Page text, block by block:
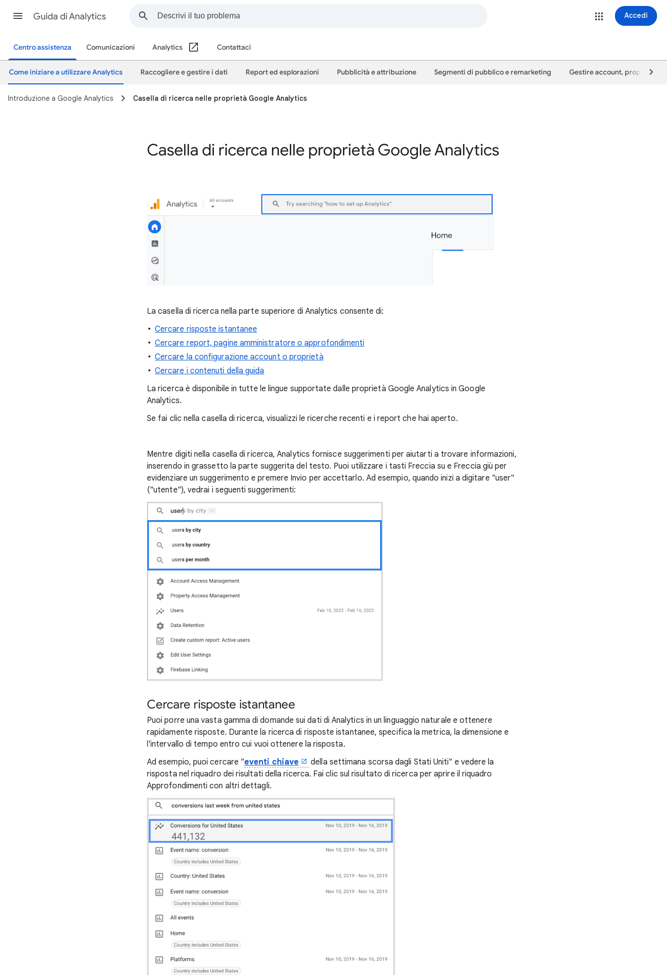
Guida di Analytics Accedi
Centro assistenza Comunicazioni Analytics Contattaci
Come iniziare a utilizzare Analytics Raccogliere e gestire i dati Report ed esplorazioni Pubblicità e attribuzione Segmenti di pubblico e remarketing Gestire account, proprietà e
Introduzione a Google Analytics Casella di ricerca nelle proprietà Google Analytics
Casella di ricerca nelle proprietà Google Analytics
La casella di ricerca nella parte superiore di Analytics consente di:
Cercare risposte istantanee
Cercare report, pagine amministratore o approfondimenti
Cercare la configurazione account o proprietà
Cercare i contenuti della guida
La ricerca è disponibile in tutte le lingue supportate dalle proprietà Google Analytics in Google
Analytics.
Se fai clic nella casella di ricerca, visualizzi le ricerche recenti e i report che hai aperto.
Mentre digiti nella casella di ricerca, Analytics fornisce suggerimenti per aiutarti a trovare informazioni,
inserendo in grassetto la parte suggerita del testo. Puoi utilizzare i tasti Freccia su e Freccia giù per
evidenziare un suggerimento e premere Invio per accettarlo. Ad esempio, quando inizi a digitare "user"
("utente"), vedrai i seguenti suggerimenti:
Cercare risposte istantanee
Puoi porre una vasta gamma di domande sui dati di Analytics in un linguaggio naturale e ottenere
rapidamente risposte. Durante la ricerca di risposte istantanee, specifica la metrica, la dimensione e
l'intervallo di tempo entro cui vuoi ottenere la risposta.
Ad esempio, puoi cercare "eventi chiave
della settimana scorsa dagli Stati Uniti" e vedere la
risposta nel riquadro dei risultati della ricerca. Fai clic sul risultato di ricerca per aprire il riquadro
Approfondimenti con altri dettagli.